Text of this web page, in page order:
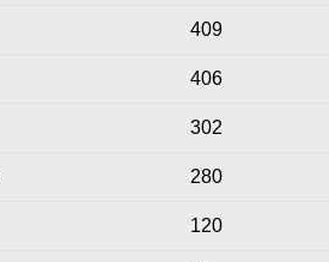
409
406
302
280
120